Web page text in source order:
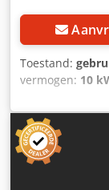
Toestand:
vermogen: 10
B 1620
2020
6V/2A, 19 km/u
2 DW mogelijk
Voorlader met